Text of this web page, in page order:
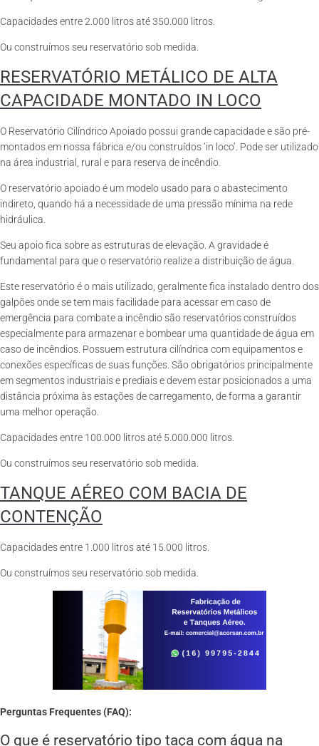
Capacidades entre 2.000 litros até 350.000 litros.
Ou construímos seu reservatório sob medida.
RESERVATÓRIO METÁLICO DE ALTA
CAPACIDADE MONTADO IN LOCO
O Reservatório Cilíndrico Apoiado possui grande capacidade e são pré-
montados em nossa fábrica e/ou construídos ‘in loco’. Pode ser utilizado
na área industrial, rural e para reserva de incêndio.
O reservatório apoiado é um modelo usado para o abastecimento
indireto, quando há a necessidade de uma pressão mínima na rede
hidráulica.
Seu apoio fica sobre as estruturas de elevação. A gravidade é
fundamental para que o reservatório realize a distribuição de água.
Este reservatório é o mais utilizado, geralmente fica instalado dentro dos
galpões onde se tem mais facilidade para acessar em caso de
emergência para combate a incêndio são reservatórios construídos
especialmente para armazenar e bombear uma quantidade de água em
caso de incêndios. Possuem estrutura cilíndrica com equipamentos e
conexões específicas de suas funções. São obrigatórios principalmente
em segmentos industriais e prediais e devem estar posicionados a uma
distância próxima às estações de carregamento, de forma a garantir
uma melhor operação.
Capacidades entre 100.000 litros até 5.000.000 litros.
Ou construímos seu reservatório sob medida.
TANQUE AÉREO COM BACIA DE
CONTENÇÃO
Capacidades entre 1.000 litros até 15.000 litros.
Ou construímos seu reservatório sob medida.
Perguntas Frequentes (FAQ):
O que é reservatório tipo taça com água na